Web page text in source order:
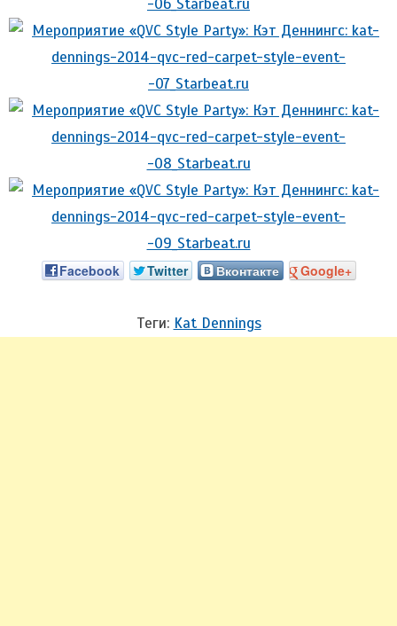
Facebook Twitter Вконтакте Google+
Теги: Kat Dennings